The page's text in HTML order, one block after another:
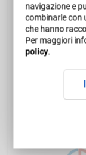
I corsi e-
al momento
Attestato
Alla
numerato
navigazione e
combinarle con
che hanno
Per maggiori
policy.